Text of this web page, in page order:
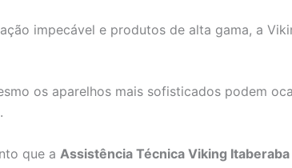
impecável e produtos de alta gama, a
os aparelhos mais sofisticados podem
que a Assistência Técnica Viking Itaberaba